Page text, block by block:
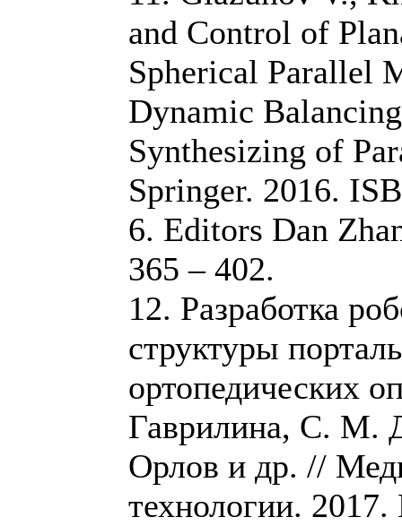
and Control of
Spherical Parallel
Dynamic
Synthesizing of
Springer. 2016.
6. Editors Dan
365 – 402.
12. Разработка
структуры
ортопедических
Гаврилина, С. М.
Орлов и др. //
технологии.